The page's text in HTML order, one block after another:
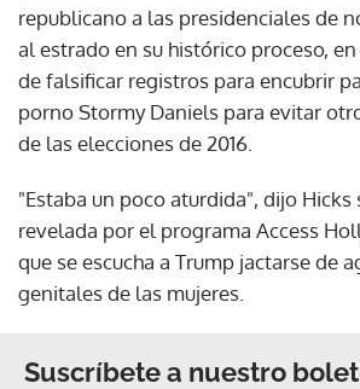
republicano a las presidenciales de
al estrado en su histórico proceso,
de falsificar registros para encubrir
porno Stormy Daniels para evitar
de las elecciones de 2016.
"Estaba un poco aturdida", dijo
revelada por el programa Access
que se escucha a Trump jactarse de
genitales de las mujeres.
Suscríbete a nuestro